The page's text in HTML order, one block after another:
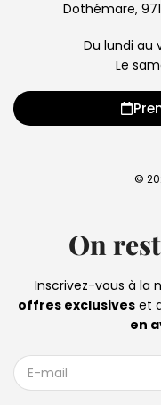
Dothémare,
Du lundi au
Le
©
On
Inscrivez-vous à la
offres exclusiveset
en